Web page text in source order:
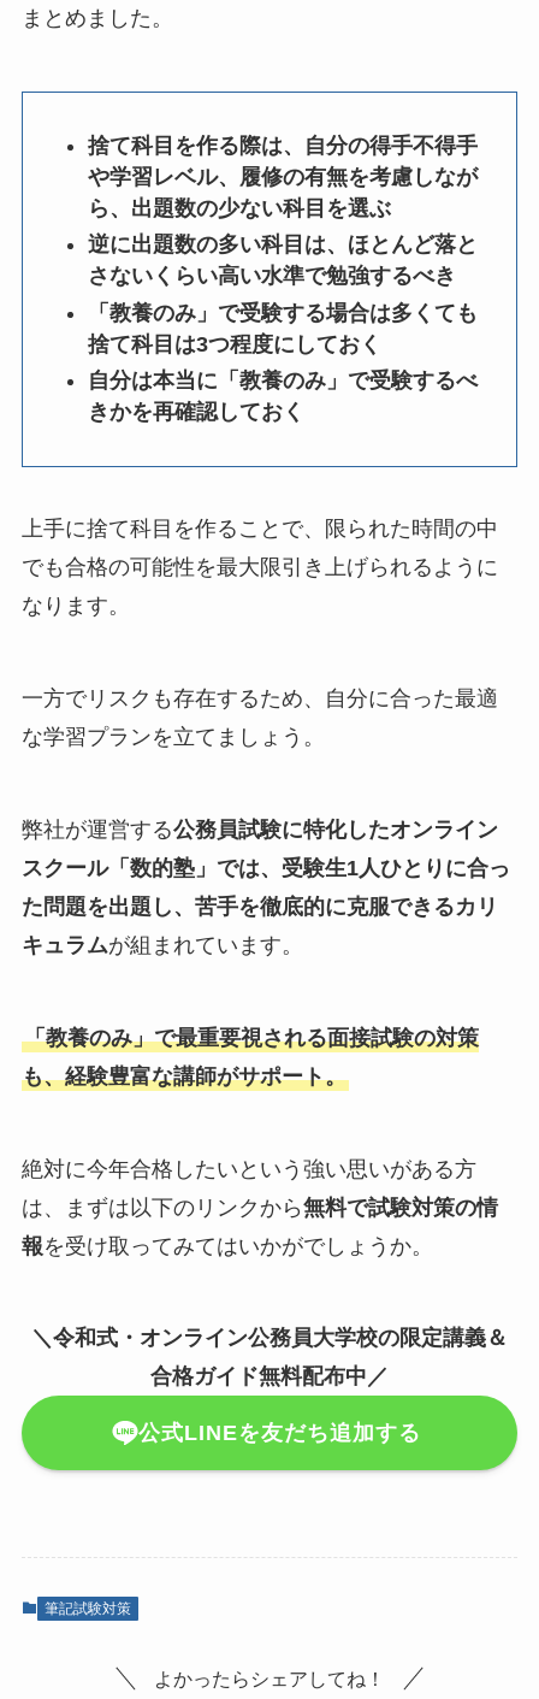
まとめました。
捨て科目を作る際は、自分の得手不得手
や学習レベル、履修の有無を考慮しなが
ら、出題数の少ない科目を選ぶ
逆に出題数の多い科目は、ほとんど落と
さないくらい高い水準で勉強するべき
「教養のみ」で受験する場合は多くても
捨て科目は3つ程度にしておく
自分は本当に「教養のみ」で受験するべ
きかを再確認しておく
上手に捨て科目を作ることで、限られた時間の中
でも合格の可能性を最大限引き上げられるように
なります。
一方でリスクも存在するため、自分に合った最適
な学習プランを立てましょう。
弊社が運営する公務員試験に特化したオンライン
スクール「数的塾」では、受験生1人ひとりに合っ
た問題を出題し、苦手を徹底的に克服できるカリ
キュラムが組まれています。
「教養のみ」で最重要視される面接試験の対策
も、経験豊富な講師がサポート。
絶対に今年合格したいという強い思いがある方
は、まずは以下のリンクから無料で試験対策の情
報を受け取ってみてはいかがでしょうか。
＼令和式・オンライン公務員大学校の限定講義＆
合格ガイド無料配布中／
公式LINEを友だち追加する
筆記試験対策
よかったらシェアしてね！